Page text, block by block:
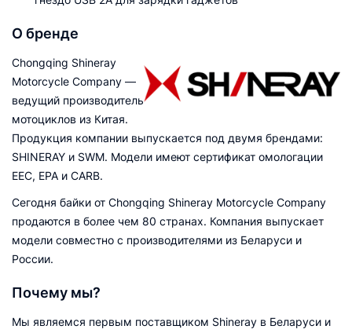
О бренде
Chongqing Shineray
Motorcycle Company —
ведущий производитель
мотоциклов из Китая.
Продукция компании выпускается под двумя брендами:
SHINERAY и SWM. Модели имеют сертификат омологации
EEC, EPA и CARB.
Сегодня байки от Chongqing Shineray Motorcycle Company
продаются в более чем 80 странах. Компания выпускает
модели совместно с производителями из Беларуси и
России.
Почему мы?
Мы являемся первым поставщиком Shineray в Беларуси и